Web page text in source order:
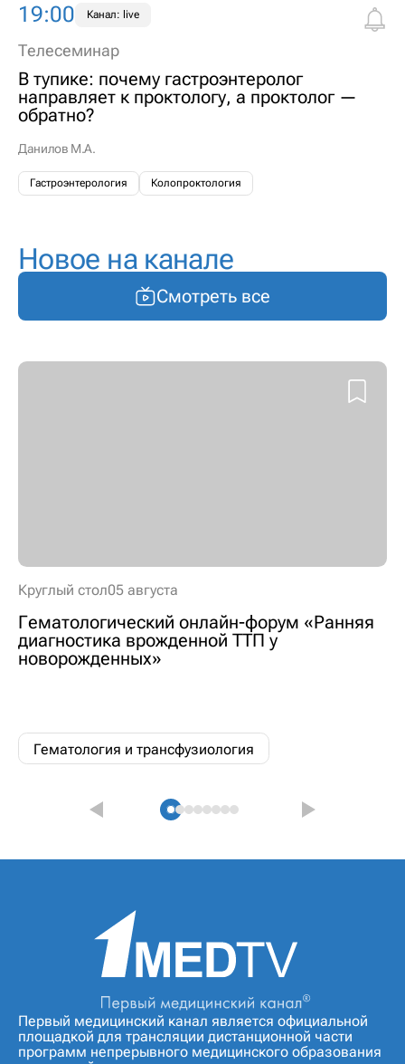
19:00 Канал: live
Телесеминар
В тупике: почему гастроэнтеролог
направляет к проктологу, а проктолог —
обратно?
Данилов М.А.
Гастроэнтерология Колопроктология
Новое на канале
Смотреть все
Круглый стол05 августа
Гематологический онлайн-форум «Ранняя
диагностика врожденной ТТП у
новорожденных»
Гематология и трансфузиология
Первый медицинский канал является официальной
площадкой для трансляции дистанционной части
программ непрерывного медицинского образования